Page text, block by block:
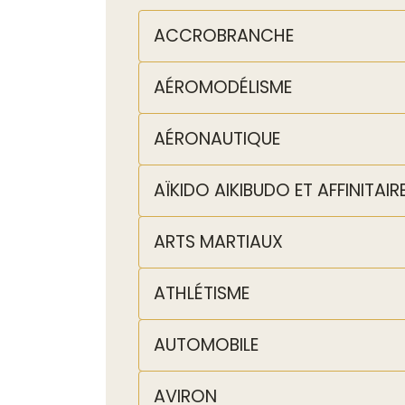
ACCROBRANCHE
AÉROMODÉLISME
AÉRONAUTIQUE
AÏKIDO AIKIBUDO ET
ARTS MARTIAUX
ATHLÉTISME
AUTOMOBILE
AVIRON